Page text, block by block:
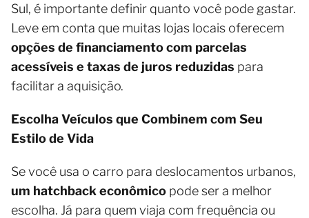
Sul, é importante definir quanto você pode gastar.
Leve em conta que muitas lojas locais oferecem
opções de financiamento com parcelas
acessíveis e taxas de juros reduzidas para
facilitar a aquisição.
Escolha Veículos que Combinem com Seu
Estilo de Vida
Se você usa o carro para deslocamentos urbanos,
um hatchback econômico pode ser a melhor
escolha. Já para quem viaja com frequência ou